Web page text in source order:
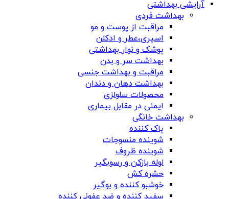
آرایشی بهداشتی
بهداشت فردی
مراقبت از پوست و مو
اسپری،عطر و ادکلن
پوشک و نوار بهداشتی
بهداشت سر و بدن
مراقبت و بهداشت جنسی
بهداشت دهان و دندان
محصولات سلولزی
ایمنی در مقابل بیماری
بهداشت خانگی
پاک کننده
شوینده منسوجات
شوینده ظروف
لوله بازکن و رسوبگیر
حشره کش
خوشبو کننده و بوگیر
سفید کننده و ضد عفونی کننده